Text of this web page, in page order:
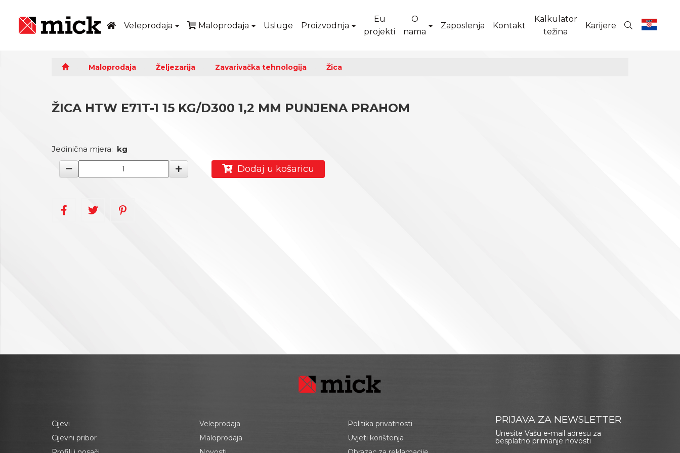
Veleprodaja Maloprodaja Usluge Proizvodnja
Eu
projekti
O
nama
Zaposlenja Kontakt
Kalkulator
težina
Karijere
Maloprodaja Željezarija Zavarivačka tehnologija Žica
ŽICA HTW E71T-1 15 KG/D300 1,2 MM PUNJENA PRAHOM
Jedinična mjera: kg
Dodaj u košaricu
Cijevi
Cijevni pribor
Veleprodaja
Maloprodaja
Politika privatnosti
Uvjeti korištenja
PRIJAVA ZA NEWSLETTER
Unesite Vašu e-mail adresu za
besplatno primanje novosti